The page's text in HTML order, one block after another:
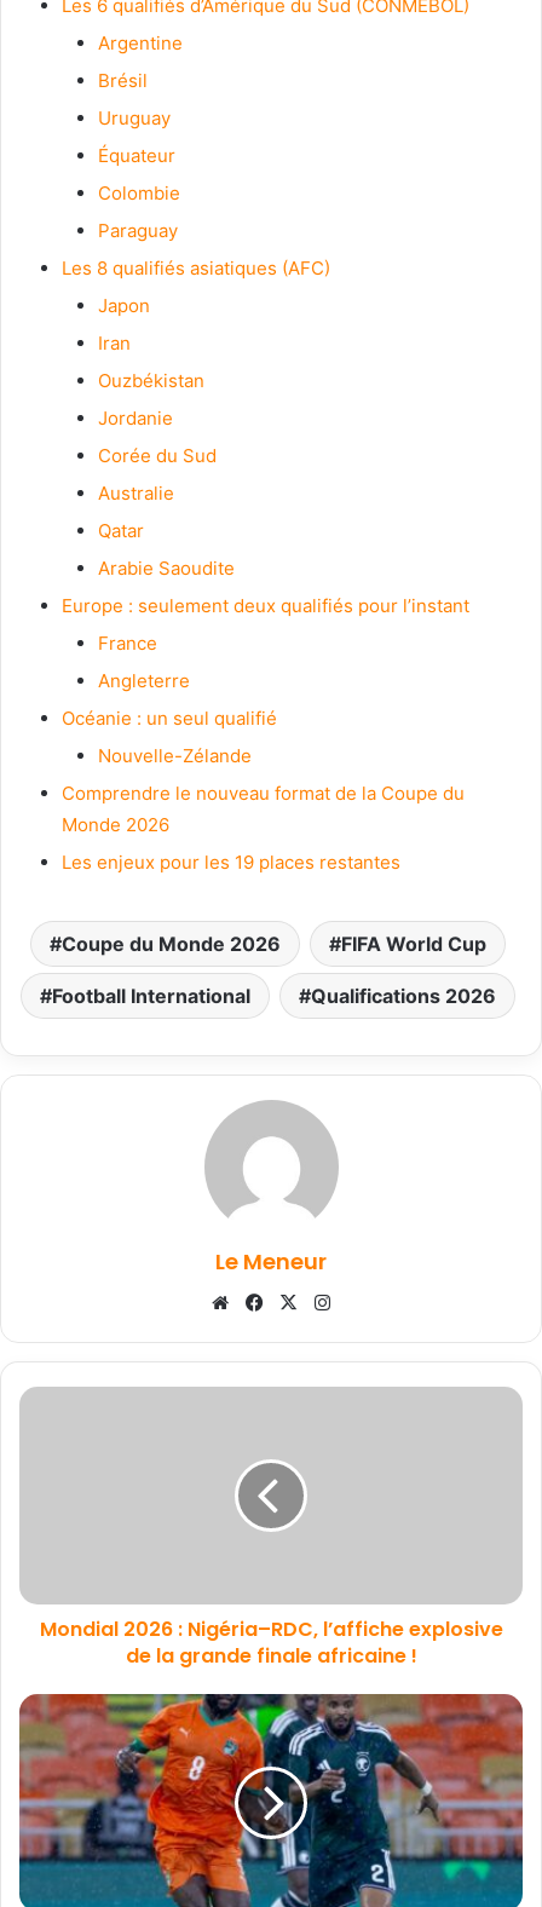
Les 6 qualifiés d’Amérique du Sud (CONMEBOL)
Argentine
Brésil
Uruguay
Équateur
Colombie
Paraguay
Les 8 qualifiés asiatiques (AFC)
Japon
Iran
Ouzbékistan
Jordanie
Corée du Sud
Australie
Qatar
Arabie Saoudite
Europe : seulement deux qualifiés pour l’instant
France
Angleterre
Océanie : un seul qualifié
Nouvelle-Zélande
Comprendre le nouveau format de la Coupe du
Monde 2026
Les enjeux pour les 19 places restantes
Coupe du Monde 2026 FIFA World Cup
Football International Qualifications 2026
Le Meneur
WebsiteFacebook
X
Mondial 2026 : Nigéria–RDC, l’affiche explosive
de la grande finale africaine !